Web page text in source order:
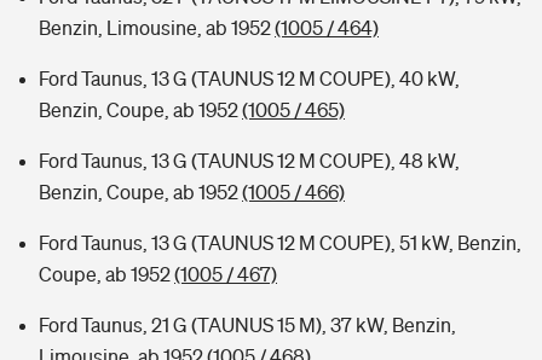
Benzin, Limousine, ab 1952(1005 / 464)
Ford Taunus, 13 G (TAUNUS 12 M COUPE), 40 kW,
Benzin, Coupe, ab 1952(1005 / 465)
Ford Taunus, 13 G (TAUNUS 12 M COUPE), 48 kW,
Benzin, Coupe, ab 1952(1005 / 466)
Ford Taunus, 13 G (TAUNUS 12 M COUPE), 51 kW, Benzin,
Coupe, ab 1952(1005 / 467)
Ford Taunus, 21 G (TAUNUS 15 M), 37 kW, Benzin,